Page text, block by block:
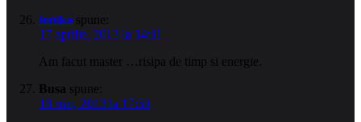
ionika spune:
17 aprilie, 2013 la 14:11
Am facut master …risipa de timp si energie.
Busa spune:
18 mai, 2013 la 17:59